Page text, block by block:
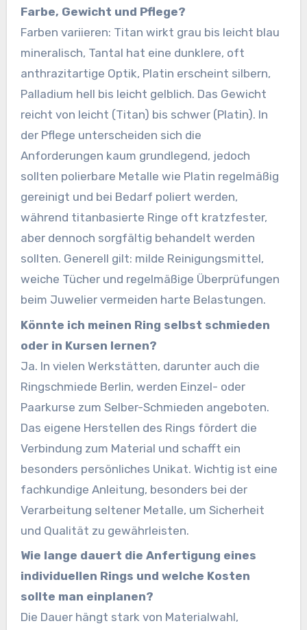
Farbe, Gewicht und Pflege?
Farben variieren: Titan wirkt grau bis leicht blau
mineralisch, Tantal hat eine dunklere, oft
anthrazitartige Optik, Platin erscheint silbern,
Palladium hell bis leicht gelblich. Das Gewicht
reicht von leicht (Titan) bis schwer (Platin). In
der Pflege unterscheiden sich die
Anforderungen kaum grundlegend, jedoch
sollten polierbare Metalle wie Platin regelmäßig
gereinigt und bei Bedarf poliert werden,
während titanbasierte Ringe oft kratzfester,
aber dennoch sorgfältig behandelt werden
sollten. Generell gilt: milde Reinigungsmittel,
weiche Tücher und regelmäßige Überprüfungen
beim Juwelier vermeiden harte Belastungen.
Könnte ich meinen Ring selbst schmieden
oder in Kursen lernen?
Ja. In vielen Werkstätten, darunter auch die
Ringschmiede Berlin, werden Einzel- oder
Paarkurse zum Selber-Schmieden angeboten.
Das eigene Herstellen des Rings fördert die
Verbindung zum Material und schafft ein
besonders persönliches Unikat. Wichtig ist eine
fachkundige Anleitung, besonders bei der
Verarbeitung seltener Metalle, um Sicherheit
und Qualität zu gewährleisten.
Wie lange dauert die Anfertigung eines
individuellen Rings und welche Kosten
sollte man einplanen?
Die Dauer hängt stark von Materialwahl,